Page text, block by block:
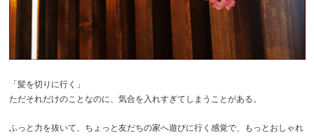
「髪を切りに行く」
ただそれだけのことなのに、気合を入れすぎてしまうことがある。
ふっと力を抜いて、ちょっと友だちの家へ遊びに行く感覚で、もっとおしゃれ